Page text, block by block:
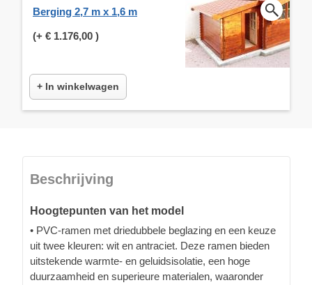
Berging 2,7 m x 1,6 m
(+ € 1.176,00 )
+ In winkelwagen
Beschrijving
Hoogtepunten van het model
• PVC-ramen met driedubbele beglazing en een keuze
uit twee kleuren: wit en antraciet. Deze ramen bieden
uitstekende warmte- en geluidsisolatie, een hoge
duurzaamheid en superieure materialen, waaronder